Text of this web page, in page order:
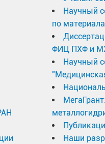
А.В.,
анизотропия в
//
49.
I.F.,
Thin Films of FePt
Научный
по
ФИЦ ПХФ и
Научный
Наши